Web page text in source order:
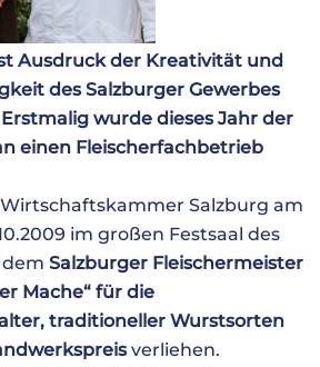
Ausdruck der Kreativität und
des Salzburger Gewerbes
wurde dieses Jahr der
einen Fleischerfachbetrieb
Salzburg am
im großen Festsaal des
Salzburger Fleischermeister
Mache“ für die
traditioneller Wurstsorten
verliehen.